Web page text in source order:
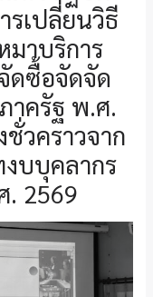
รเปลี่ยนวิธี
มาบริการ
ดซื้อจัดจัด
าครัฐ พ.ศ.
วคราวจาก
บบุคลากร
2569